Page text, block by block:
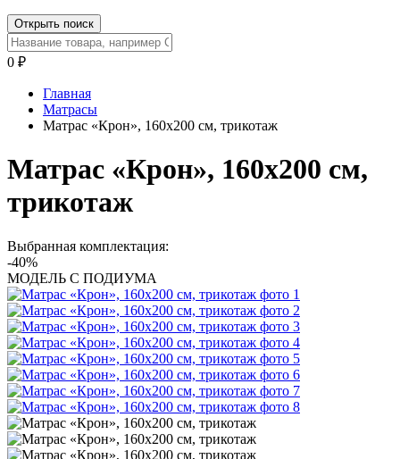
Открыть поиск
0 ₽
Главная
Матрасы
Матрас «Крон», 160x200 см, трикотаж
Матрас «Крон», 160x200 см,
трикотаж
Выбранная комплектация:
-40%
МОДЕЛЬ С ПОДИУМА